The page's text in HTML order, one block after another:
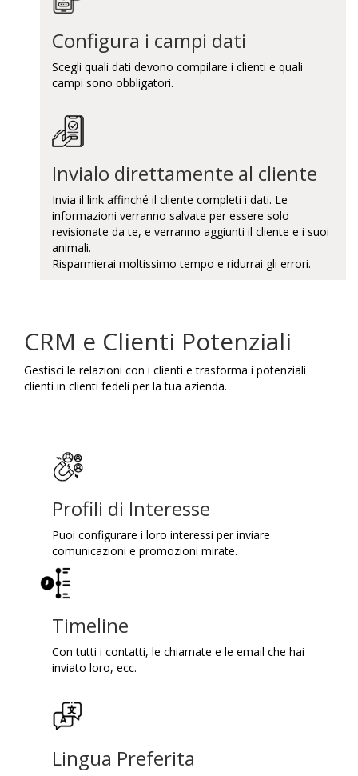
Configura i campi dati
Scegli quali dati devono compilare i clienti e quali
campi sono obbligatori.
Invialo direttamente al cliente
Invia il link affinché il cliente completi i dati. Le
informazioni verranno salvate per essere solo
revisionate da te, e verranno aggiunti il cliente e i suoi
animali.
Risparmierai moltissimo tempo e ridurrai gli errori.
CRM e Clienti Potenziali
Gestisci le relazioni con i clienti e trasforma i potenziali
clienti in clienti fedeli per la tua azienda.
Profili di Interesse
Puoi configurare i loro interessi per inviare
comunicazioni e promozioni mirate.
Timeline
Con tutti i contatti, le chiamate e le email che hai
inviato loro, ecc.
Lingua Preferita